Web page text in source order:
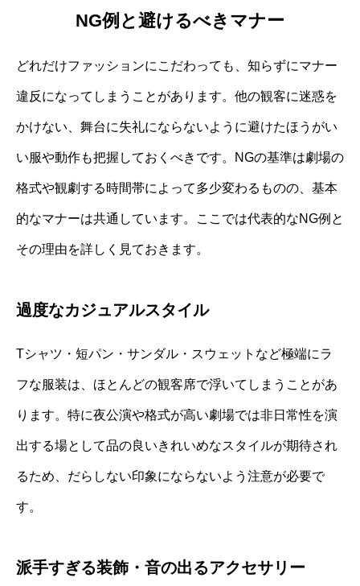
NG例と避けるべきマナー
どれだけファッションにこだわっても、知らずにマナー
違反になってしまうことがあります。他の観客に迷惑を
かけない、舞台に失礼にならないように避けたほうがい
い服や動作も把握しておくべきです。NGの基準は劇場の
格式や観劇する時間帯によって多少変わるものの、基本
的なマナーは共通しています。ここでは代表的なNG例と
その理由を詳しく見ておきます。
過度なカジュアルスタイル
Tシャツ・短パン・サンダル・スウェットなど極端にラ
フな服装は、ほとんどの観客席で浮いてしまうことがあ
ります。特に夜公演や格式が高い劇場では非日常性を演
出する場として品の良いきれいめなスタイルが期待され
るため、だらしない印象にならないよう注意が必要で
す。
派手すぎる装飾・音の出るアクセサリー